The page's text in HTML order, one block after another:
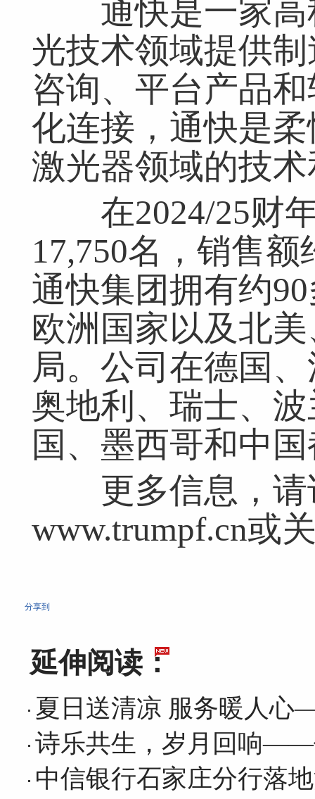
通快是一家高
光技术领域提供
咨询、平台产品
化连接，通快是
激光器领域的技
在2024/25财年
17,750名，销售
通快集团拥有约
欧洲国家以及北
局。公司在德国
奥地利、瑞士、
国、墨西哥和中
更多信息，请
www.trumpf.cn或
分享到
延伸阅读：
夏日送清凉 服务暖人
诗乐共生，岁月回响——
中信银行石家庄分行落